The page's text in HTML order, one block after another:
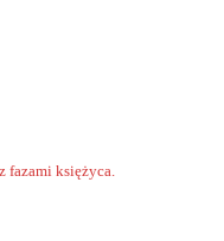
fazami księżyca.